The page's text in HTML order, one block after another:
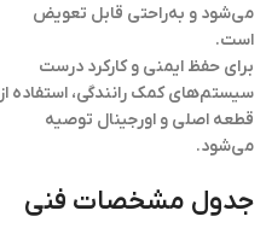
می‌شود و به‌راحتی قابل تعویض
است.
برای حفظ ایمنی و کارکرد درست
سیستم‌های کمک رانندگی، استفاده از
قطعه اصلی و اورجینال توصیه
می‌شود.
جدول مشخصات فنی